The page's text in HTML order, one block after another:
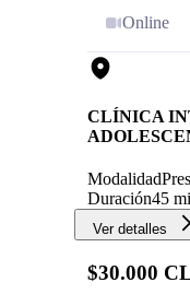
Online
CLÍNICA
Modalidad
Duración45
Ver detalles
$30.000